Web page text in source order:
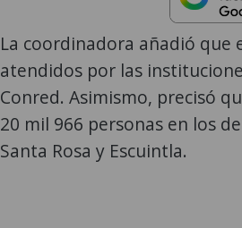
La coordinadora añadió que
atendidos por las
Conred. Asimismo, precisó
20 mil 966 personas en los
Santa Rosa y Escuintla.